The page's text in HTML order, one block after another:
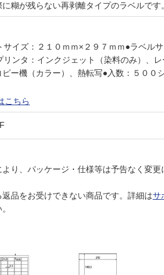
糊が残らない再剥離タイプのラベルです。
イズ：２１０ｍｍ×２９７ｍｍ●ラベル
ンタ：インクジェット（染料のみ）、レ
ー機（カラー）、熱転写●入数：５００
こちら
り、パッケージ・仕様等は予告なく変更
品をお受けできない商品です。詳細はサ